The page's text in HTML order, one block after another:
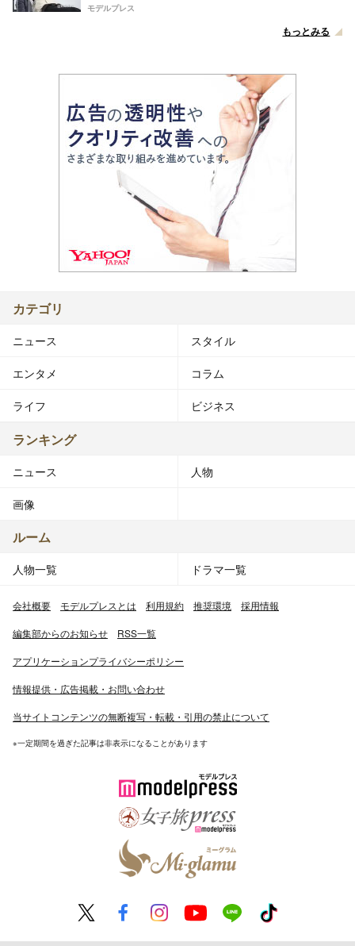
モデルプレス
もっとみる
カテゴリ
ニュース スタイル
エンタメ コラム
ライフ ビジネス
ランキング
ニュース 人物
画像
ルーム
人物一覧 ドラマ一覧
会社概要 モデルプレスとは 利用規約 推奨環境 採用情報
編集部からのお知らせ RSS一覧
アプリケーションプライバシーポリシー
情報提供・広告掲載・お問い合わせ
当サイトコンテンツの無断複写・転載・引用の禁止について
※一定期間を過ぎた記事は非表示になることがあります